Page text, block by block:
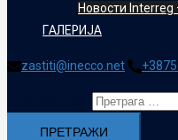
Новости Interreg
ГАЛЕРИЈА
zastiti@inecco.net